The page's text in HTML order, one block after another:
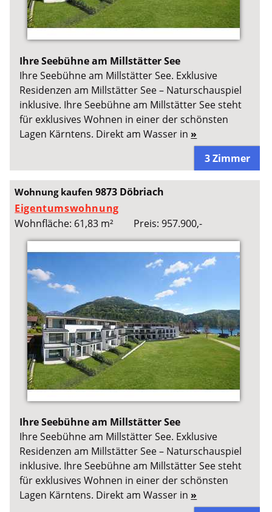
Ihre Seebühne am Millstätter See
Ihre Seebühne am Millstätter See. Exklusive
Residenzen am Millstätter See – Naturschauspiel
inklusive. Ihre Seebühne am Millstätter See steht
für exklusives Wohnen in einer der schönsten
Lagen Kärntens. Direkt am Wasser in »
3 Zimmer
Wohnung kaufen9873 Döbriach
Eigentumswohnung
Wohnfläche: 61,83 m²
Preis: 957.900,-
Ihre Seebühne am Millstätter See
Ihre Seebühne am Millstätter See. Exklusive
Residenzen am Millstätter See – Naturschauspiel
inklusive. Ihre Seebühne am Millstätter See steht
für exklusives Wohnen in einer der schönsten
Lagen Kärntens. Direkt am Wasser in »